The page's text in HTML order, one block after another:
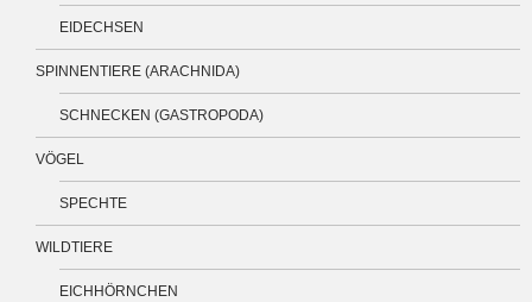
EIDECHSEN
SPINNENTIERE (ARACHNIDA)
SCHNECKEN (GASTROPODA)
VÖGEL
SPECHTE
WILDTIERE
EICHHÖRNCHEN